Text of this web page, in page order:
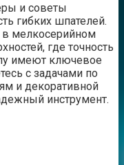
и советы
гибких шпателей.
в мелкосерийном
где точность
имеют ключевое
с задачами по
и декоративной
инструмент.